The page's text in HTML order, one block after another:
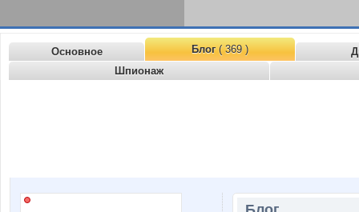
Основное Блог( 369 )
Шпионаж